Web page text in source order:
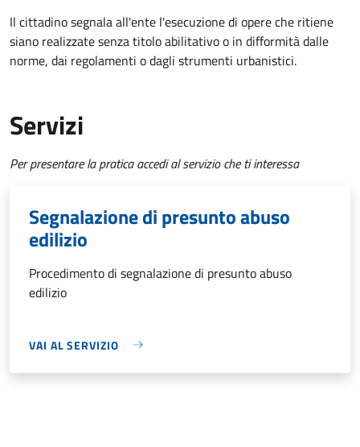
Il cittadino segnala all'ente l'esecuzione di opere che ritiene
siano realizzate senza titolo abilitativo o in difformità dalle
norme, dai regolamenti o dagli strumenti urbanistici.
Servizi
Per presentare la pratica accedi al servizio che ti interessa
Segnalazione di presunto abuso
edilizio
Procedimento di segnalazione di presunto abuso
edilizio
VAI AL SERVIZIO